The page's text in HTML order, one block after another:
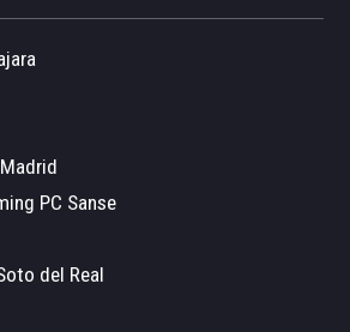
PC Sanse
del Real